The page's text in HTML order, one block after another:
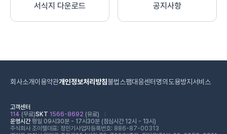
서식지 다운로드 공지사항
회사소개이용약관개인정보처리방침불법스팸대응센터 명의도용방지서비스
고객센터
114 (무료)SKT 1566-8692 (유료)
운영시간평일 09시30분 - 17시30분 (점심시간 12시 - 13시)
주식회사 조이텔대표: 정민기 사업자등록번호: 886-87-00313